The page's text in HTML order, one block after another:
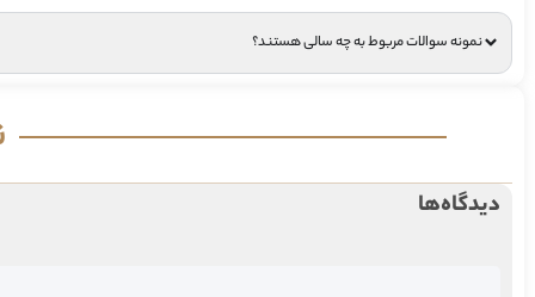
نمونه سوالات مربوط به چه سالی هستند؟
دیدگاه‌ها